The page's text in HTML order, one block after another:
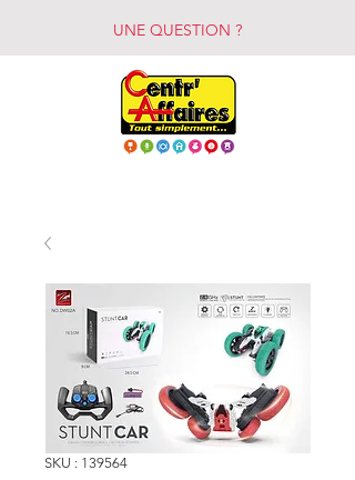
UNE QUESTION ?
SKU : 139564